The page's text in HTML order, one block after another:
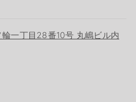
一丁目28番10号 丸嶋ビル内